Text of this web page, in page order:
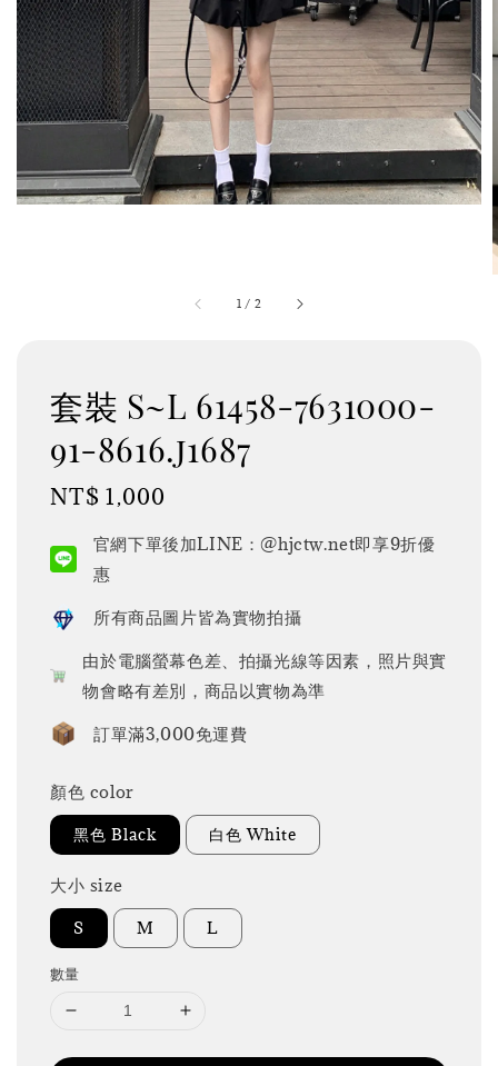
1 / 2
套裝 S~L 61458-7631000-
91-8616.j1687
Regular
NT$ 1,000
官網下單後加LINE：@hjctw.net即享9折優
惠
所有商品圖片皆為實物拍攝
由於電腦螢幕色差、拍攝光線等因素，照片與實
物會略有差別，商品以實物為準
訂單滿3,000免運費
顏色 color
黑色 Black 白色 White
大小 size
S M L
數量